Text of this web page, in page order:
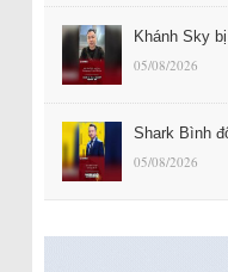
Khánh Sky
05/08/2026
Shark Bình
05/08/2026